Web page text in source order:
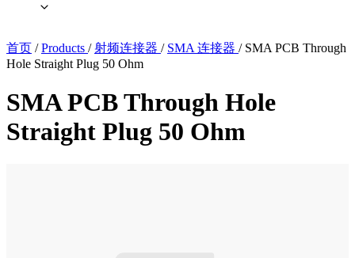
首页 / Products / 射频连接器 / SMA 连接器 / SMA PCB Through
Hole Straight Plug 50 Ohm
SMA PCB Through Hole
Straight Plug 50 Ohm